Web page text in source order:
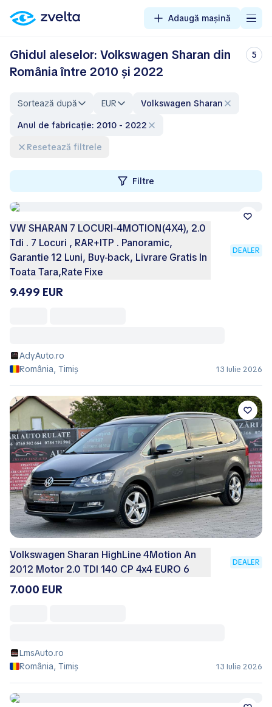
Adaugă mașină
Ghidul aleselor: Volkswagen Sharan din
România între 2010 și 2022
5
Sortează după EUR
Volkswagen Sharan
Anul de fabricație: 2010 - 2022
Resetează filtrele
Filtre
VW SHARAN 7 LOCURI-4MOTION(4X4), 2.0
Tdi . 7 Locuri , RAR+ITP . Panoramic,
Garantie 12 Luni, Buy-back, Livrare Gratis In
Toata Tara,Rate Fixe
DEALER
9.499 EUR
AdyAuto.ro
România, Timiș
13 Iulie 2026
Volkswagen Sharan HighLine 4Motion An
2012 Motor 2.0 TDI 140 CP 4x4 EURO 6
DEALER
7.000 EUR
LmsAuto.ro
România, Timiș
13 Iulie 2026